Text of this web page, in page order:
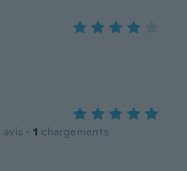
avis · 1 chargements